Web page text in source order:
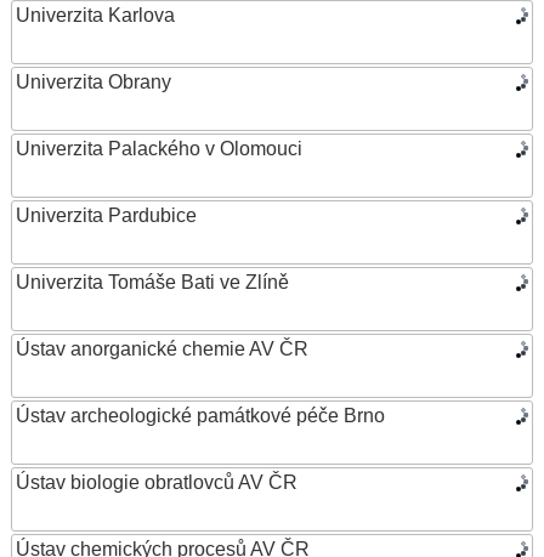
Univerzita Karlova
Univerzita Obrany
Univerzita Palackého v Olomouci
Univerzita Pardubice
Univerzita Tomáše Bati ve Zlíně
Ústav anorganické chemie AV ČR
Ústav archeologické památkové péče Brno
Ústav biologie obratlovců AV ČR
Ústav chemických procesů AV ČR